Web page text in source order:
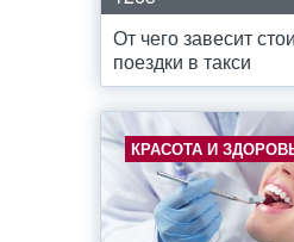
От чего завесит
поездки в такси
КРАСОТА И